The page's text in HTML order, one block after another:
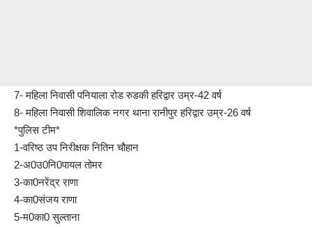
7- महिला निवासी पनियाला रोड रुडकी हरिद्वार उम्र-42 वर्ष
8- महिला निवासी शिवालिक नगर थाना रानीपुर हरिद्वार उम्र-26 वर्ष
*पुलिस टीम*
1-वरिष्ठ उप निरीक्षक नितिन चौहान
2-अ0उ0नि0पायल तोमर
3-का0नरेंद्र राणा
4-का0संजय राणा
5-म0का0 सुल्ताना